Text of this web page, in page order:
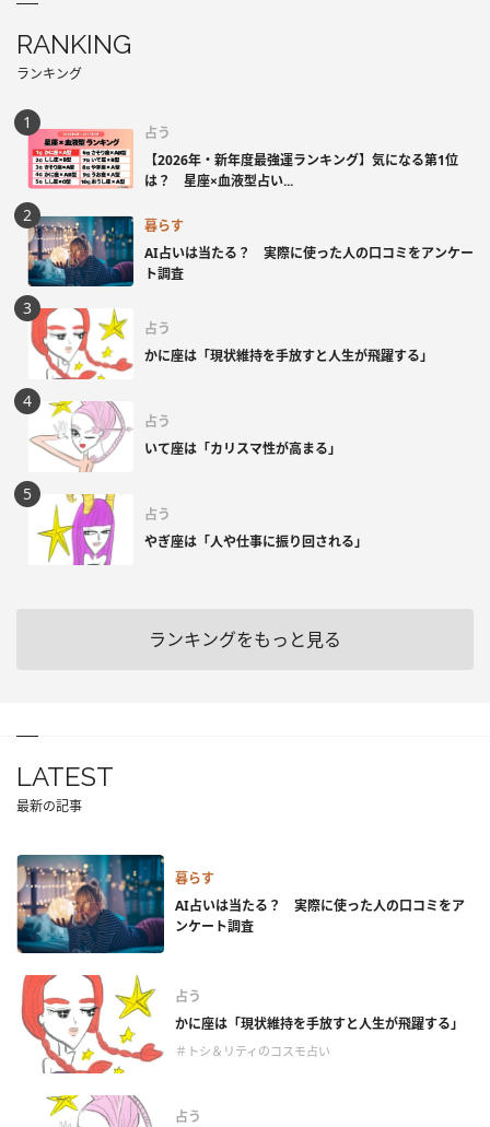
RANKING
ランキング
占う
【2026年・新年度最強運ランキング】気になる第1位
は？ 星座×血液型占い...
暮らす
AI占いは当たる？ 実際に使った人の口コミをアンケー
ト調査
占う
かに座は「現状維持を手放すと人生が飛躍する」
占う
いて座は「カリスマ性が高まる」
占う
やぎ座は「人や仕事に振り回される」
ランキングをもっと見る
LATEST
最新の記事
暮らす
AI占いは当たる？ 実際に使った人の口コミをア
ンケート調査
占う
かに座は「現状維持を手放すと人生が飛躍する」
＃トシ＆リティのコスモ占い
占う